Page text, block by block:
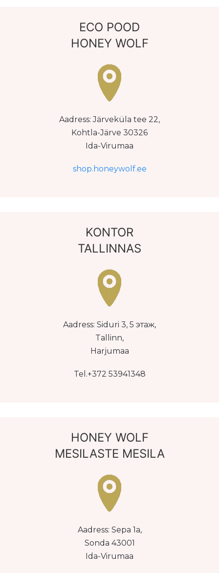
ECO POOD
HONEY WOLF
Aadress: Järveküla tee 22,
Kohtla-Järve 30326
Ida-Virumaa
shop.honeywolf.ee
KONTOR
TALLINNAS
Aadress: Siduri 3, 5 этаж,
Tallinn,
Harjumaa
Tel.+372 53941348
HONEY WOLF
MESILASTE MESILA
Aadress: Sepa 1a,
Sonda 43001
Ida-Virumaa